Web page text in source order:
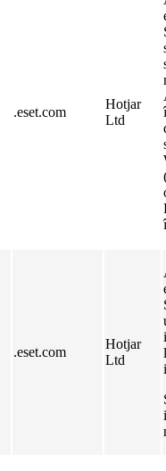
.eset.com
Hotjar
Ltd
.eset.com
Hotjar
Ltd